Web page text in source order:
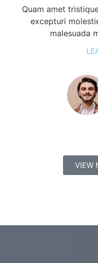
Quam amet
excepturi
malesuada
VIEW